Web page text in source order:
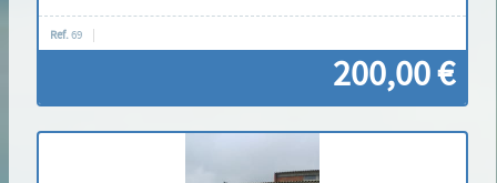
Ref.69
200,00 €